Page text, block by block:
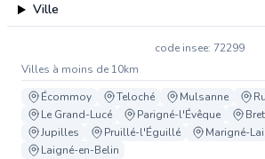
Ville
code insee: 72299
Villes à moins de 10km
Écommoy
Teloché Mulsanne
Le Grand-Lucé
Parigné-l'Évêque
Jupilles
Pruillé-l'Éguillé Marigné-
Laigné-en-Belin